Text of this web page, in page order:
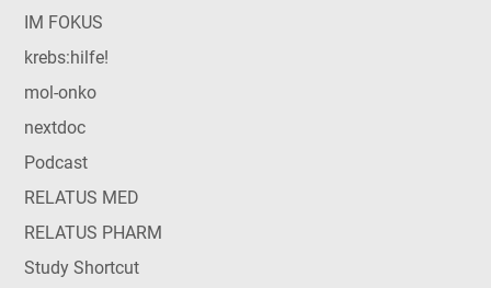
IM FOKUS
krebs:hilfe!
mol-onko
nextdoc
Podcast
RELATUS MED
RELATUS PHARM
Study Shortcut